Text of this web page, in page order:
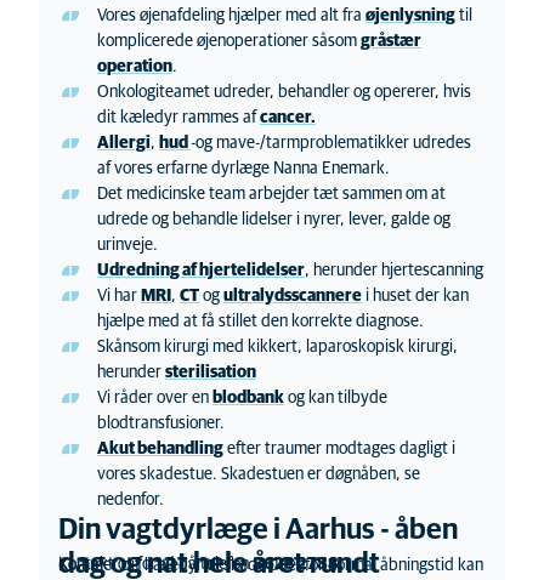
Vores øjenafdeling hjælper med alt fra øjenlysning til
komplicerede øjenoperationer såsom gråstær
operation.
Onkologiteamet udreder, behandler og opererer, hvis
dit kæledyr rammes afcancer.
Allergi, hud -og mave-/tarmproblematikker udredes
af vores erfarne dyrlæge Nanna Enemark.
Det medicinske team arbejder tæt sammen om at
udrede og behandle lidelser i nyrer, lever, galde og
urinveje.
Udredning af hjertelidelser, herunder hjertescanning
Vi har MRI , CT og ultralydsscannere i huset der kan
hjælpe med at få stillet den korrekte diagnose.
Skånsom kirurgi med kikkert, laparoskopisk kirurgi,
herunder sterilisation
Vi råder over en blodbank og kan tilbyde
blodtransfusioner.
Akut behandling efter traumer modtages dagligt i
vores skadestue. Skadestuen er døgnåben, se
nedenfor.
Din vagtdyrlæge i Aarhus - åben
dag og nathele året rundt
Kontakt os forud på telefon8628 2788.
Kommer dit kæledyr til skade udenfor normal åbningstid kan